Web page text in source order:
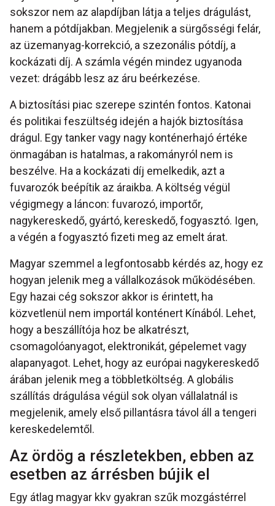
sokszor nem az alapdíjban látja a teljes drágulást,
hanem a pótdíjakban. Megjelenik a sürgősségi felár,
az üzemanyag-korrekció, a szezonális pótdíj, a
kockázati díj. A számla végén mindez ugyanoda
vezet: drágább lesz az áru beérkezése.
A biztosítási piac szerepe szintén fontos. Katonai
és politikai feszültség idején a hajók biztosítása
drágul. Egy tanker vagy nagy konténerhajó értéke
önmagában is hatalmas, a rakományról nem is
beszélve. Ha a kockázati díj emelkedik, azt a
fuvarozók beépítik az áraikba. A költség végül
végigmegy a láncon: fuvarozó, importőr,
nagykereskedő, gyártó, kereskedő, fogyasztó. Igen,
a végén a fogyasztó fizeti meg az emelt árat.
Magyar szemmel a legfontosabb kérdés az, hogy ez
hogyan jelenik meg a vállalkozások működésében.
Egy hazai cég sokszor akkor is érintett, ha
közvetlenül nem importál konténert Kínából. Lehet,
hogy a beszállítója hoz be alkatrészt,
csomagolóanyagot, elektronikát, gépelemet vagy
alapanyagot. Lehet, hogy az európai nagykereskedő
árában jelenik meg a többletköltség. A globális
szállítás drágulása végül sok olyan vállalatnál is
megjelenik, amely első pillantásra távol áll a tengeri
kereskedelemtől.
Az ördög a részletekben, ebben az
esetben az árrésben bújik el
Egy átlag magyar kkv gyakran szűk mozgástérrel